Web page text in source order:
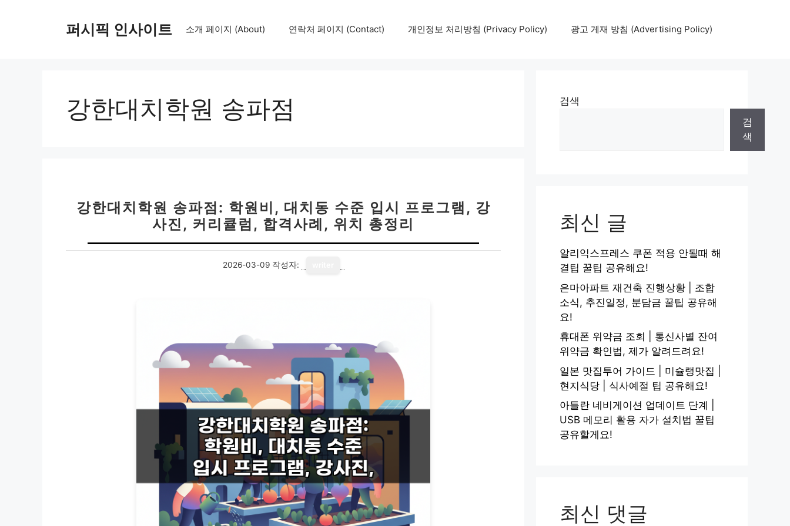
퍼시픽 인사이트 소개 페이지 (About) 연락처 페이지 (Contact) 개인정보 처리방침 (Privacy Policy) 광고 게재 방침 (Advertising Policy)
강한대치학원 송파점
강한대치학원 송파점: 학원비, 대치동 수준 입시 프로그램, 강
사진, 커리큘럼, 합격사례, 위치 총정리
2026-03-09 작성자:
검색
검
색
최신 글
알리익스프레스 쿠폰 적용 안될때 해
결팁 꿀팁 공유해요!
은마아파트 재건축 진행상황 | 조합
소식, 추진일정, 분담금 꿀팁 공유해
요!
휴대폰 위약금 조회 | 통신사별 잔여
위약금 확인법, 제가 알려드려요!
일본 맛집투어 가이드 | 미슐랭맛집 |
현지식당 | 식사예절 팁 공유해요!
아틀란 네비게이션 업데이트 단계 |
USB 메모리 활용 자가 설치법 꿀팁
공유할게요!
최신 댓글